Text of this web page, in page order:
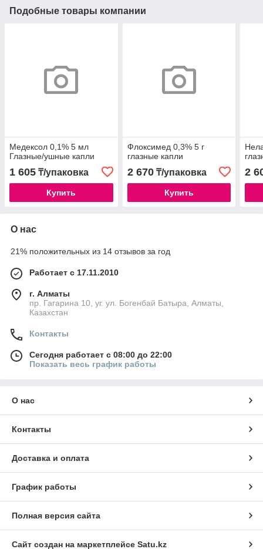
Подобные товары компании
Медексол 0,1% 5 мл
Глазные/ушные капли
1 605 ₸/упаковка
Купить
Флоксимед 0,3% 5 г
глазные капли
2 670₸/упаковка
Купить
2
О нас
21% положительных из 14 отзывов за год
Работает с 17.11.2010
г. Алматы
пр. Гагарина 10, уг. ул. Богенбай Батыра, Алматы,
Казахстан
Контакты
Сегодня работает с 08:00 до 22:00
Показать весь график работы
О нас
Контакты
Доставка и оплата
График работы
Полная версия сайта
Сайт создан на маркетплейсе Satu.kz